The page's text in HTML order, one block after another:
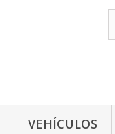
VEHÍCULOS